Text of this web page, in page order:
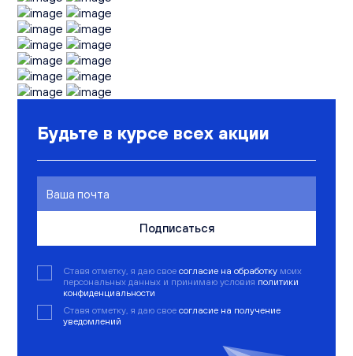
Будьте в курсе всех акции
Подписаться
Ставя отметку, я даю свое согласие на обработку моих
персональных данных и принимаю условия политики
конфиденциальности
Ставя отметку, я даю свое согласие на получение
уведомлений